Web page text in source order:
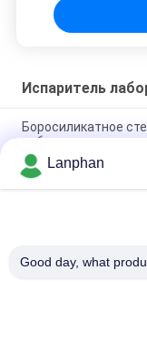
Испаритель
Боросиликатное
лаборатории
Кристаллизатор
роторного
rotovap 2l mini
Lanphan
Good day, what